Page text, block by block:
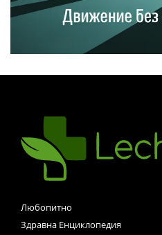
Любопитно
Здравна Енциклопедия